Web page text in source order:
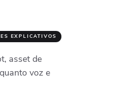
EXPLICATIVOS
asset de
voz e